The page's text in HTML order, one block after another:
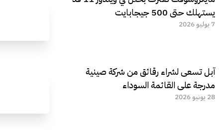
يستهلك حتى 500 جيجابايت
7 يوليو 2026
آبل تسعى لشراء رقائق من شركة صينية
مدرجة على القائمة السوداء
28 يونيو 2026